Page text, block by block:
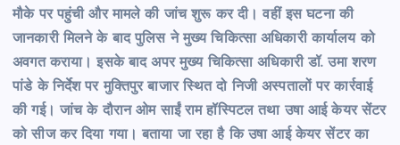
मौके पर पहुंची और मामले की जांच शुरू कर दी। वहीं इस घटना की
जानकारी मिलने के बाद पुलिस ने मुख्य चिकित्सा अधिकारी कार्यालय को
अवगत कराया। इसके बाद अपर मुख्य चिकित्सा अधिकारी डॉ. उमा शरण
पांडे के निर्देश पर मुक्तिपुर बाजार स्थित दो निजी अस्पतालों पर कार्रवाई
की गई। जांच के दौरान ओम साईं राम हॉस्पिटल तथा उषा आई केयर सेंटर
को सीज कर दिया गया। बताया जा रहा है कि उषा आई केयर सेंटर का